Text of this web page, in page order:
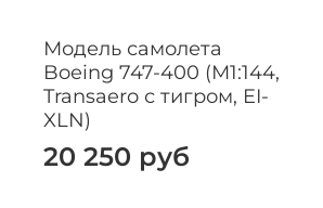
Модель самолета
Boeing 747-400 (М1:144,
Transaero с тигром, EI-
XLN)
20 250 руб